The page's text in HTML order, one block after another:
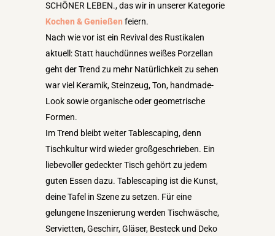
SCHÖNER LEBEN., das wir in unserer Kategorie
Kochen & Genießen feiern.
Nach wie vor ist ein Revival des Rustikalen
aktuell: Statt hauchdünnes weißes Porzellan
geht der Trend zu mehr Natürlichkeit zu sehen
war viel Keramik, Steinzeug, Ton, handmade-
Look sowie organische oder geometrische
Formen.
Im Trend bleibt weiter Tablescaping, denn
Tischkultur wird wieder großgeschrieben. Ein
liebevoller gedeckter Tisch gehört zu jedem
guten Essen dazu. Tablescaping ist die Kunst,
deine Tafel in Szene zu setzen. Für eine
gelungene Inszenierung werden Tischwäsche,
Servietten, Geschirr, Gläser, Besteck und Deko